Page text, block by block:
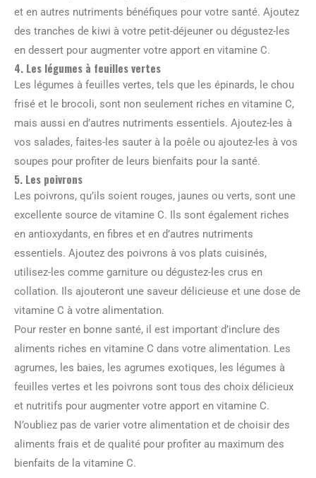
et en autres nutriments bénéfiques pour votre santé. Ajoutez
des tranches de kiwi à votre petit-déjeuner ou dégustez-les
en dessert pour augmenter votre apport en vitamine C.
4. Les légumes à feuilles vertes
Les légumes à feuilles vertes, tels que les épinards, le chou
frisé et le brocoli, sont non seulement riches en vitamine C,
mais aussi en d’autres nutriments essentiels. Ajoutez-les à
vos salades, faites-les sauter à la poêle ou ajoutez-les à vos
soupes pour profiter de leurs bienfaits pour la santé.
5. Les poivrons
Les poivrons, qu’ils soient rouges, jaunes ou verts, sont une
excellente source de vitamine C. Ils sont également riches
en antioxydants, en fibres et en d’autres nutriments
essentiels. Ajoutez des poivrons à vos plats cuisinés,
utilisez-les comme garniture ou dégustez-les crus en
collation. Ils ajouteront une saveur délicieuse et une dose de
vitamine C à votre alimentation.
Pour rester en bonne santé, il est important d’inclure des
aliments riches en vitamine C dans votre alimentation. Les
agrumes, les baies, les agrumes exotiques, les légumes à
feuilles vertes et les poivrons sont tous des choix délicieux
et nutritifs pour augmenter votre apport en vitamine C.
N’oubliez pas de varier votre alimentation et de choisir des
aliments frais et de qualité pour profiter au maximum des
bienfaits de la vitamine C.